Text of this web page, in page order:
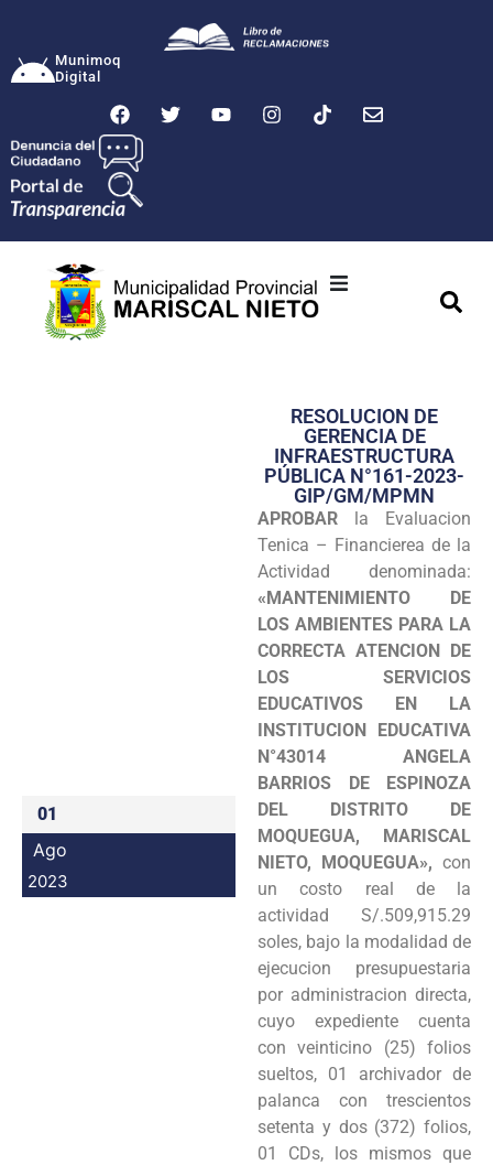
Munimoq
Digital
Transparencia
Seguridad
Programas
Intranet
01
Ago
2023
RESOLUCION DE
GERENCIA DE
INFRAESTRUCTURA
PÚBLICA N°161-2023-
GIP/GM/MPMN
APROBAR la Evaluacion
Tenica – Financierea de la
Actividad denominada:
«MANTENIMIENTO DE
LOS AMBIENTES PARA LA
CORRECTA ATENCION DE
LOS SERVICIOS
EDUCATIVOS EN LA
INSTITUCION EDUCATIVA
N°43014 ANGELA
BARRIOS DE ESPINOZA
DEL DISTRITO DE
MOQUEGUA, MARISCAL
NIETO, MOQUEGUA», con
un costo real de la
actividad S/.509,915.29
soles, bajo la modalidad de
ejecucion presupuestaria
por administracion directa,
cuyo expediente cuenta
con veinticino (25) folios
sueltos, 01 archivador de
palanca con trescientos
setenta y dos (372) folios,
01 CDs, los mismos que